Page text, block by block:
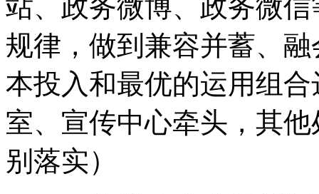
站、政务微博、政务微
规律，做到兼容并蓄、
本投入和最优的运用组
室、宣传中心牵头，其
别落实）